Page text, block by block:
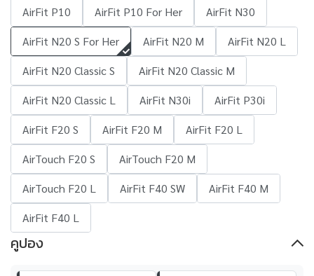
AirFit P10 AirFit P10 For Her
AirFit N30
AirFit N20 S For Her
AirFit N20 M
AirFit N20 L
AirFit N20 Classic S
AirFit N20 Classic M
AirFit N20 Classic L
AirFit N30i
AirFit P30i
AirFit F20 S
AirFit F20 M
AirFit F20 L
AirTouch F20 S
AirTouch F20 M
AirTouch F20 L
AirFit F40 SW
AirFit F40 M
AirFit F40 L
คูปอง